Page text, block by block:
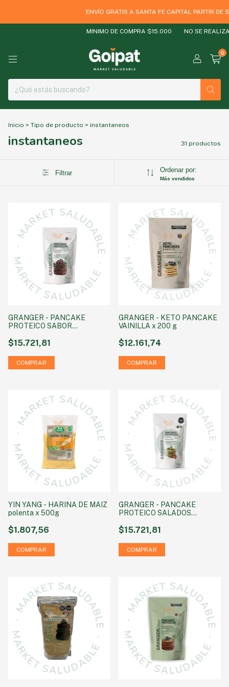
ENVÍO GRATIS A SANTA FE CAPITAL PARTIR DE
MINIMO DE COMPRA $15.000 NO SE REALIZAN
0
Inicio > Tipo de producto > instantaneos
instantaneos 31 productos
Filtrar Ordenar por:
Más vendidos
GRANGER - PANCAKE
PROTEICO SABOR
$15.721,81
GRANGER - KETO PANCAKE
VAINILLA x 200 g
$12.161,74
YIN YANG - HARINA DE MAIZ
polenta x 500g
$1.807,56
GRANGER - PANCAKE
PROTEICO SALADOS
$15.721,81